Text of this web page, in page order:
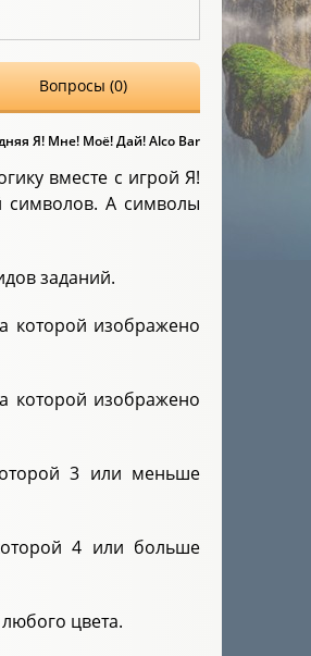
Вопросы (0)
Я! Мне! Моё! Дай! Alco Bar
вместе с игрой Я!
символов. А символы
заданий.
которой изображено
которой изображено
3 или меньше
4 или больше
цвета.